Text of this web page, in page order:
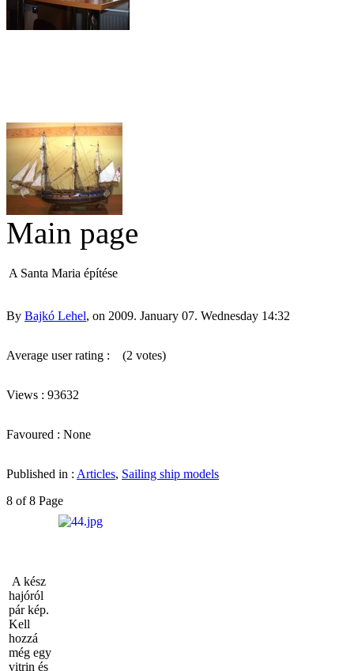
Click here to
view content.
András
(Némó)
Legújabb
hajója
Titanic
How to
made a
from
copper.
Click
view
Peregrine
feljavított
Main page
A Santa Maria építése
By Bajkó Lehel, on 2009. January 07. Wednesday 14:32
Average user rating : (2 votes)
Views : 93632
Favoured : None
Published in : Articles, Sailing ship models
8 of 8 Page
A kész
hajóról
pár kép.
Kell
hozzá
még egy
vitrin és